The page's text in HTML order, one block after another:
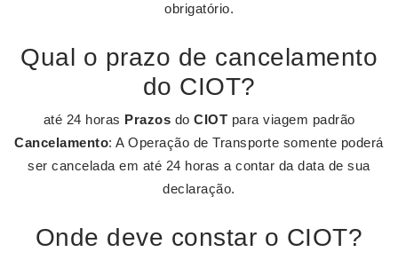
obrigatório.
Qual o prazo de cancelamento
do CIOT?
até 24 horas Prazos do CIOT para viagem padrão
Cancelamento: A Operação de Transporte somente poderá
ser cancelada em até 24 horas a contar da data de sua
declaração.
Onde deve constar o CIOT?